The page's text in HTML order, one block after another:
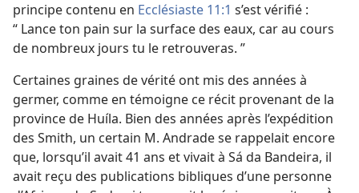
principe contenu en Ecclésiaste 11:1 s’est vérifié :
“ Lance ton pain sur la surface des eaux, car au cours
de nombreux jours tu le retrouveras. ”
Certaines graines de vérité ont mis des années à
germer, comme en témoigne ce récit provenant de la
province de Huíla. Bien des années après l’expédition
des Smith, un certain M. Andrade se rappelait encore
que, lorsqu’il avait 41 ans et vivait à Sá da Bandeira, il
avait reçu des publications bibliques d’une personne